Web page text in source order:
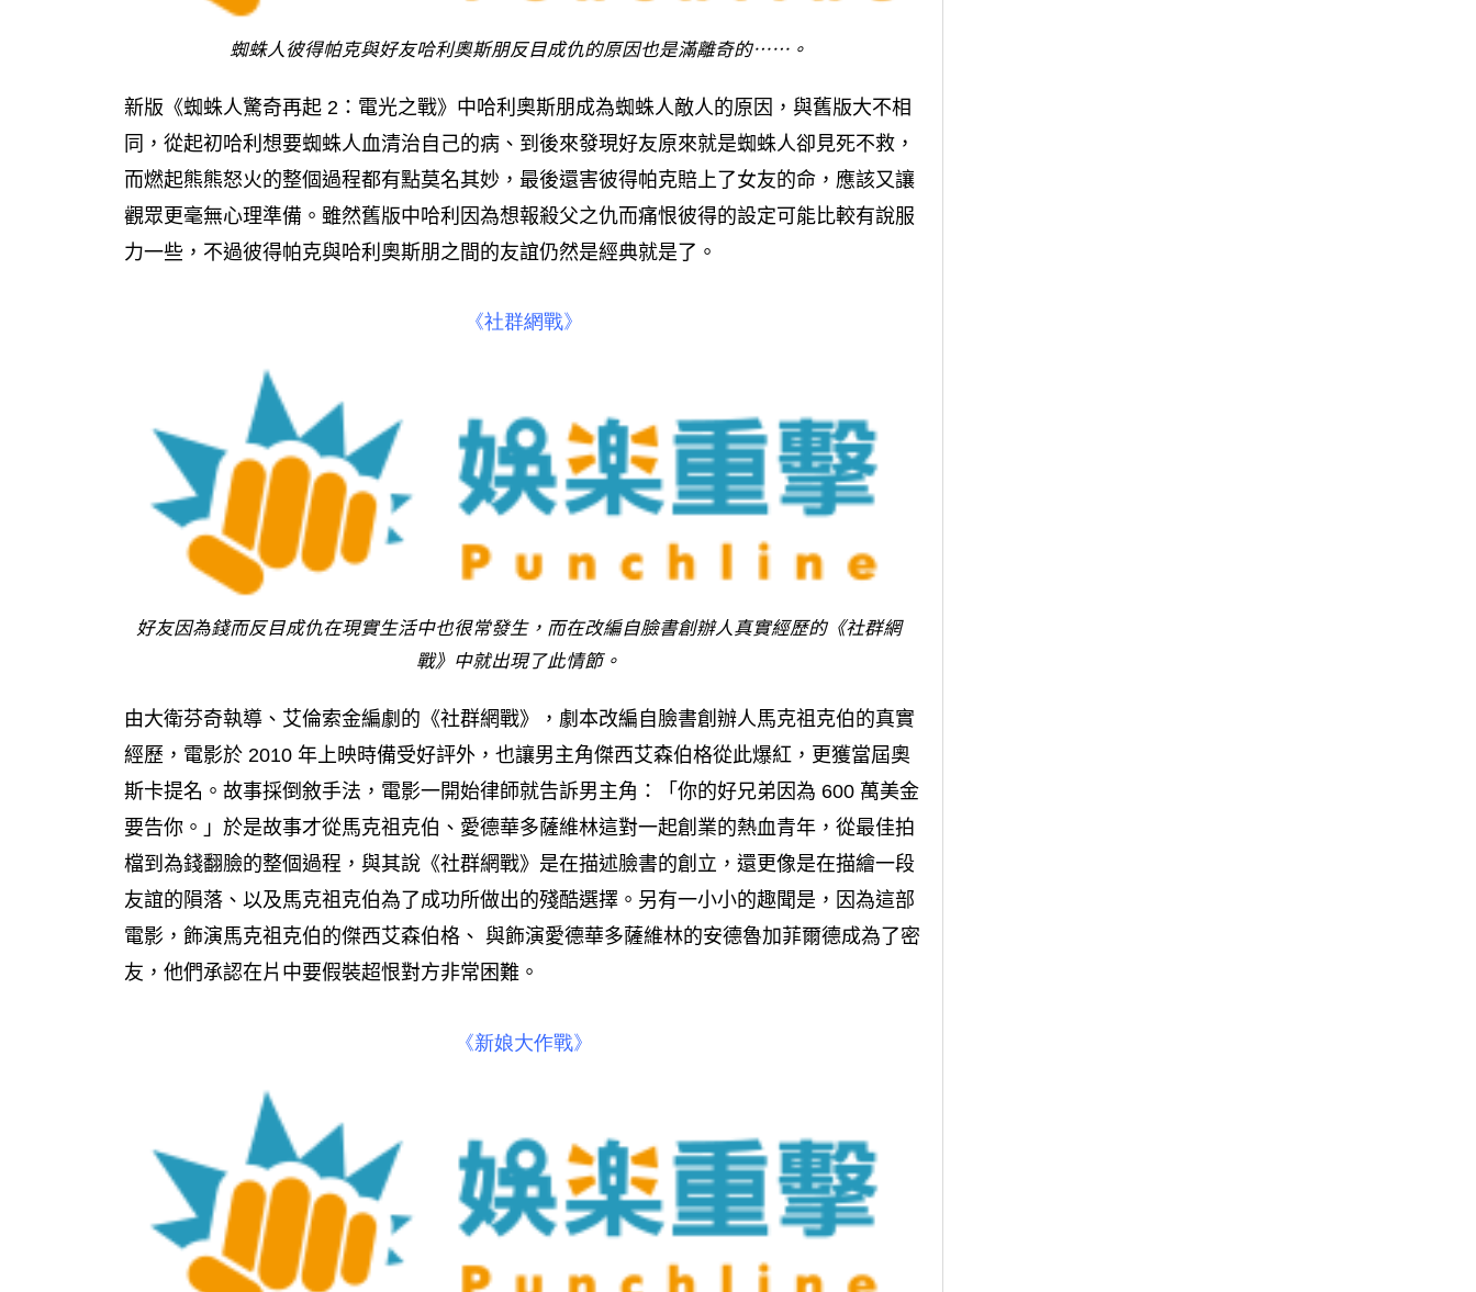
蜘蛛人彼得帕克與好友哈利奧斯朋反目成仇的原因也是滿離奇的⋯⋯。
新版《蜘蛛人驚奇再起 2：電光之戰》中哈利奧斯朋成為蜘蛛人敵人的原因，與舊版大不相
同，從起初哈利想要蜘蛛人血清治自己的病、到後來發現好友原來就是蜘蛛人卻見死不救，
而燃起熊熊怒火的整個過程都有點莫名其妙，最後還害彼得帕克賠上了女友的命，應該又讓
觀眾更毫無心理準備。雖然舊版中哈利因為想報殺父之仇而痛恨彼得的設定可能比較有說服
力一些，不過彼得帕克與哈利奧斯朋之間的友誼仍然是經典就是了。
《社群網戰》
好友因為錢而反目成仇在現實生活中也很常發生，而在改編自臉書創辦人真實經歷的《社群網
戰》中就出現了此情節。
由大衛芬奇執導、艾倫索金編劇的《社群網戰》，劇本改編自臉書創辦人馬克祖克伯的真實
經歷，電影於 2010 年上映時備受好評外，也讓男主角傑西艾森伯格從此爆紅，更獲當屆奧
斯卡提名。故事採倒敘手法，電影一開始律師就告訴男主角：「你的好兄弟因為 600 萬美金
要告你。」於是故事才從馬克祖克伯、愛德華多薩維林這對一起創業的熱血青年，從最佳拍
檔到為錢翻臉的整個過程，與其說《社群網戰》是在描述臉書的創立，還更像是在描繪一段
友誼的隕落、以及馬克祖克伯為了成功所做出的殘酷選擇。另有一小小的趣聞是，因為這部
電影，飾演馬克祖克伯的傑西艾森伯格、 與飾演愛德華多薩維林的安德魯加菲爾德成為了密
友，他們承認在片中要假裝超恨對方非常困難。
《新娘大作戰》